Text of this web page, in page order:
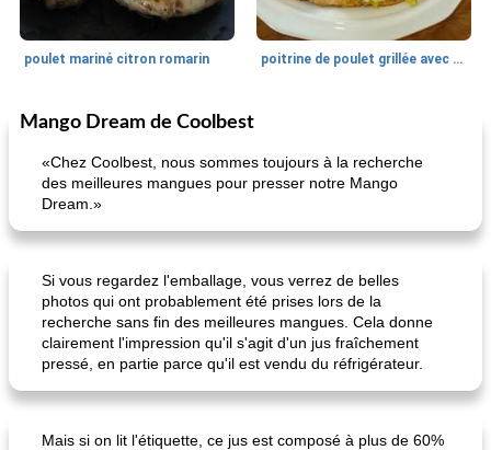
poulet mariné citron romarin poitrine de poulet grillée avec relish de concombre et poivron
10min
Déjeuner / Snacks
panini caprese (mozzarella, tomates et basilic) meilleur pain sucré de base
Mango Dream de Coolbest
«Chez Coolbest, nous sommes toujours à la recherche
des meilleures mangues pour presser notre Mango
Dream.»
Si vous regardez l'emballage, vous verrez de belles
photos qui ont probablement été prises lors de la
recherche sans fin des meilleures mangues. Cela donne
clairement l'impression qu'il s'agit d'un jus fraîchement
pressé, en partie parce qu'il est vendu du réfrigérateur.
Mais si on lit l'étiquette, ce jus est composé à plus de 60%